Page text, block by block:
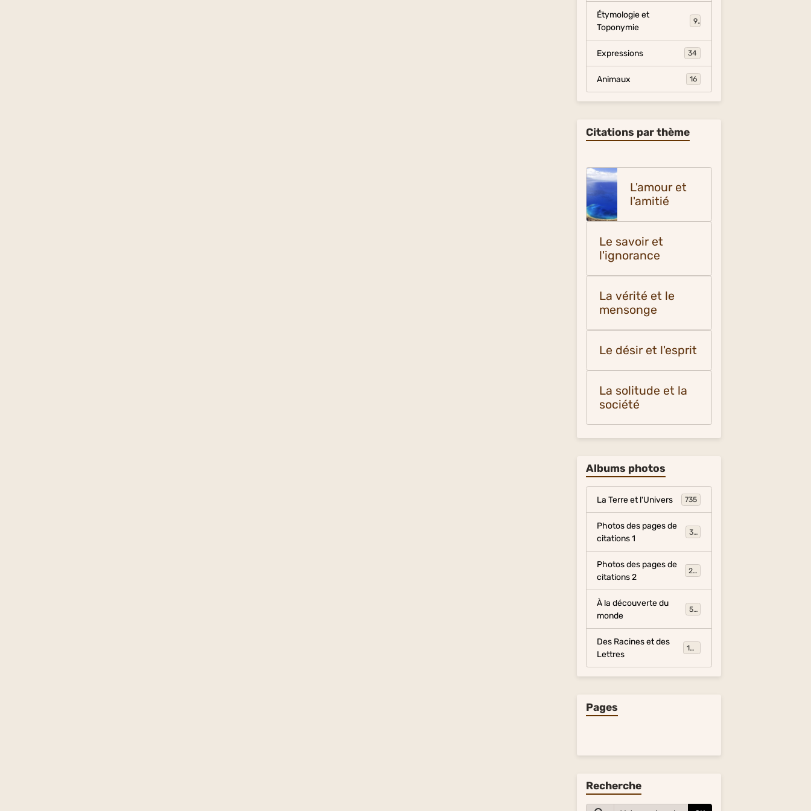
Étymologie et
Toponymie
9
Expressions 34
Animaux 16
Citations par thème
L'amour et
l'amitié
Le savoir et
l'ignorance
La vérité et le
mensonge
Le désir et l'esprit
La solitude et la
société
Albums photos
La Terre et l'Univers 735
Photos des pages de
citations 1
317
Photos des pages de
citations 2
281
À la découverte du
monde
54
Des Racines et des
Lettres
134
Pages
Recherche